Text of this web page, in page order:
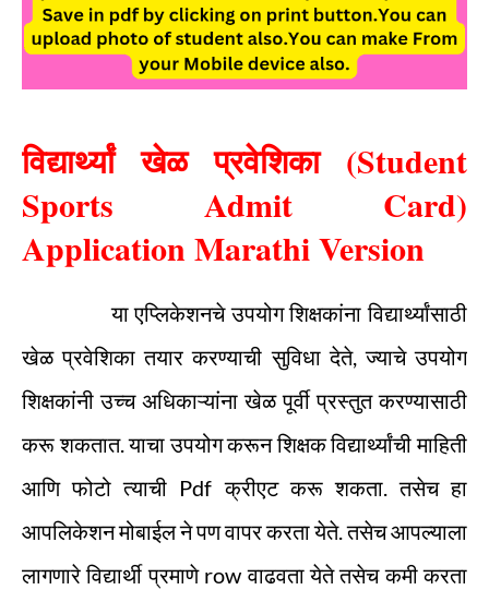
विद्यार्थ्यां खेळ प्रवेशिका (Student
Sports Admit Card)
Application Marathi Version
या एप्लिकेशनचे उपयोग शिक्षकांना विद्यार्थ्यांसाठी
खेळ प्रवेशिका तयार करण्याची सुविधा देते, ज्याचे उपयोग
शिक्षकांनी उच्च अधिकाऱ्यांना खेळ पूर्वी प्रस्तुत करण्यासाठी
करू शकतात. याचा उपयोग करून शिक्षक विद्यार्थ्यांची माहिती
आणि फोटो त्याची Pdf क्रीएट करू शकता. तसेच हा
आपलिकेशन मोबाईल ने पण वापर करता येते. तसेच आपल्याला
लागणारे विद्यार्थी प्रमाणे row वाढवता येते तसेच कमी करता